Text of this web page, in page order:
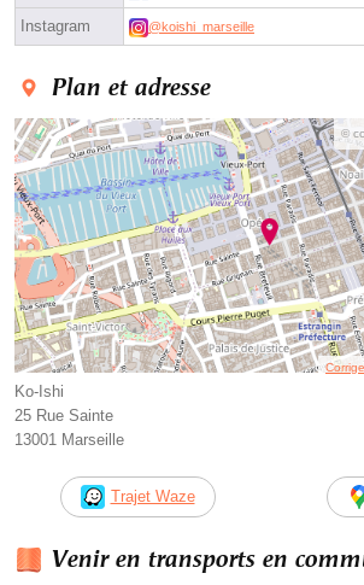
Instagram @koishi_marseille
Plan et adresse
©
Ko-Ishi
25 Rue Sainte
13001 Marseille
Trajet Waze
Venir en transports en